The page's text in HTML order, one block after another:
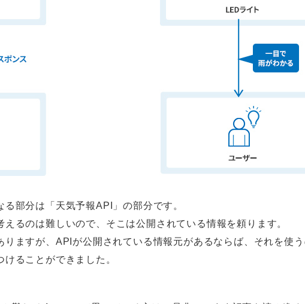
部分は「天気予報API」の部分です。
るのは難しいので、そこは公開されている情報を頼ります。
ますが、APIが公開されている情報元があるならば、それを使
ることができました。